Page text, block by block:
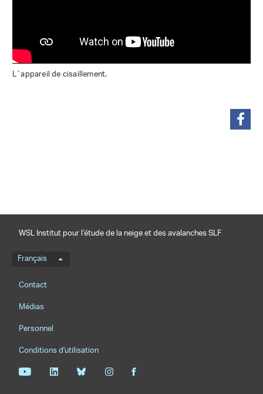
L´appareil de cisaillement.
WSL Institut pour l’étude de la neige et des avalanches SLF
Menu de langue
Français
Footernavigation
Contact
Médias
Personnel
Conditions d'utilisation